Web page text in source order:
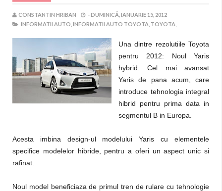
CONSTANTIN HRIBAN -DUMINICĂ, IANUARIE 15, 2012
INFORMATII AUTO, INFORMATII AUTO TOYOTA, TOYOTA,
Una dintre rezolutiile Toyota
pentru 2012: Noul Yaris
hybrid. Cel mai avansat
Yaris de pana acum, care
introduce tehnologia integral
hibrid pentru prima data in
segmentul B in Europa.
Acesta imbina design-ul modelului Yaris cu elementele
specifice modelelor hibride, pentru a oferi un aspect unic si
rafinat.
Noul model beneficiaza de primul tren de rulare cu tehnologie